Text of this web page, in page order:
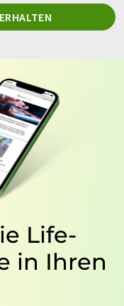
Life-
in Ihren